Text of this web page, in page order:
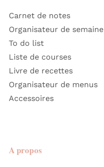
Carnet de notes
Organisateur de semaine
To do list
Liste de courses
Livre de recettes
Organisateur de menus
Accessoires
A propos